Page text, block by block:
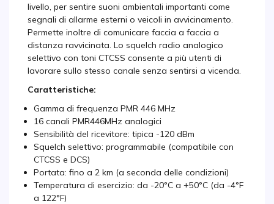
livello, per sentire suoni ambientali importanti come
segnali di allarme esterni o veicoli in avvicinamento.
Permette inoltre di comunicare faccia a faccia a
distanza ravvicinata. Lo squelch radio analogico
selettivo con toni CTCSS consente a più utenti di
lavorare sullo stesso canale senza sentirsi a vicenda.
Caratteristiche:
Gamma di frequenza PMR 446 MHz
16 canali PMR446MHz analogici
Sensibilità del ricevitore: tipica -120 dBm
Squelch selettivo: programmabile (compatibile con
CTCSS e DCS)
Portata: fino a 2 km (a seconda delle condizioni)
Temperatura di esercizio: da -20°C a +50°C (da -4°F
a 122°F)